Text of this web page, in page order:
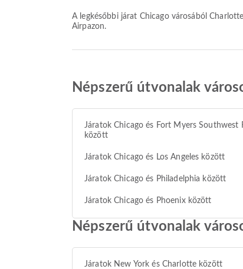
A legkésőbbi járat Chicago városából Charlotte felé a légitársasággal 00:00 időpontban indul. Ezt a menetrendet megtekintheti, és más elérhető járatokat is összehasonlíthat az
Airpazon.
Népszerű útvonalak
Járatok Chicago és Fort Myers Southwest
között
Járatok Chicago és Los Angeles között
Járatok Chicago és Philadelphia között
Járatok Chicago és Phoenix között
Népszerű útvonalak
Járatok New York és Charlotte között